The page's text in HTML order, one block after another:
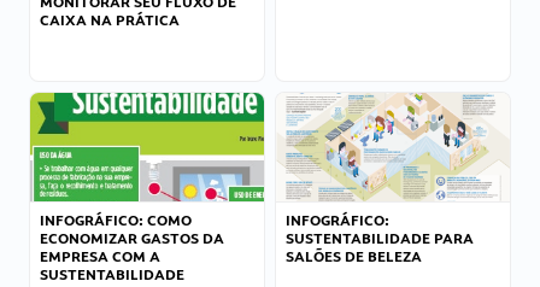
CAIXA NA PRÁTICA
INFOGRÁFICO: COMO
ECONOMIZAR GASTOS DA
EMPRESA COM A
SUSTENTABILIDADE
INFOGRÁFICO:
SUSTENTABILIDADE PARA
SALÕES DE BELEZA